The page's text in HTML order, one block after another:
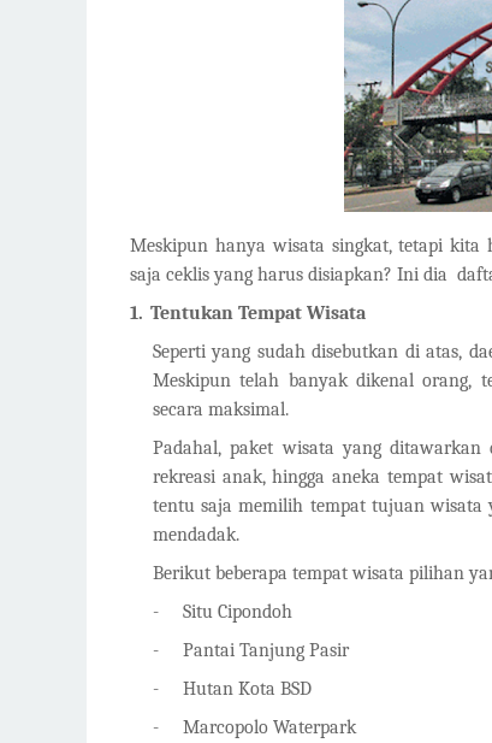
Meskipun hanya wisata singkat, tetapi kita
saja ceklis yang harus disiapkan? Ini dia
1. Tentukan Tempat Wisata
Seperti yang sudah disebutkan di atas,
Meskipun telah banyak dikenal orang,
secara maksimal.
Padahal, paket wisata yang
rekreasi anak, hingga aneka tempat
tentu saja memilih tempat tujuan wisata
mendadak.
Berikut beberapa tempat wisata pilihan
-
Situ Cipondoh
-
Pantai Tanjung Pasir
-
Hutan Kota BSD
-
Marcopolo Waterpark